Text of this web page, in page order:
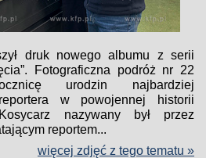
druk nowego albumu z serii
Fotograficzna podróż nr 22
urodzin najbardziej
w powojennej historii
nazywany był przez
reportem...
więcej zdjęć z tego tematu »